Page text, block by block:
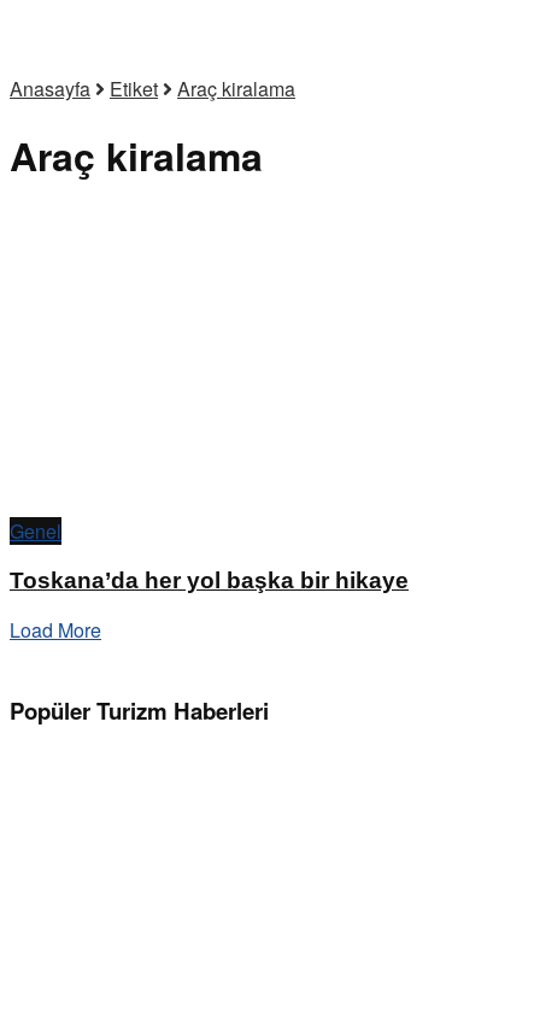
Anasayfa Etiket Araç kiralama
Araç kiralama
Genel
Toskana’da her yol başka bir hikaye
Load More
Popüler Turizm Haberleri